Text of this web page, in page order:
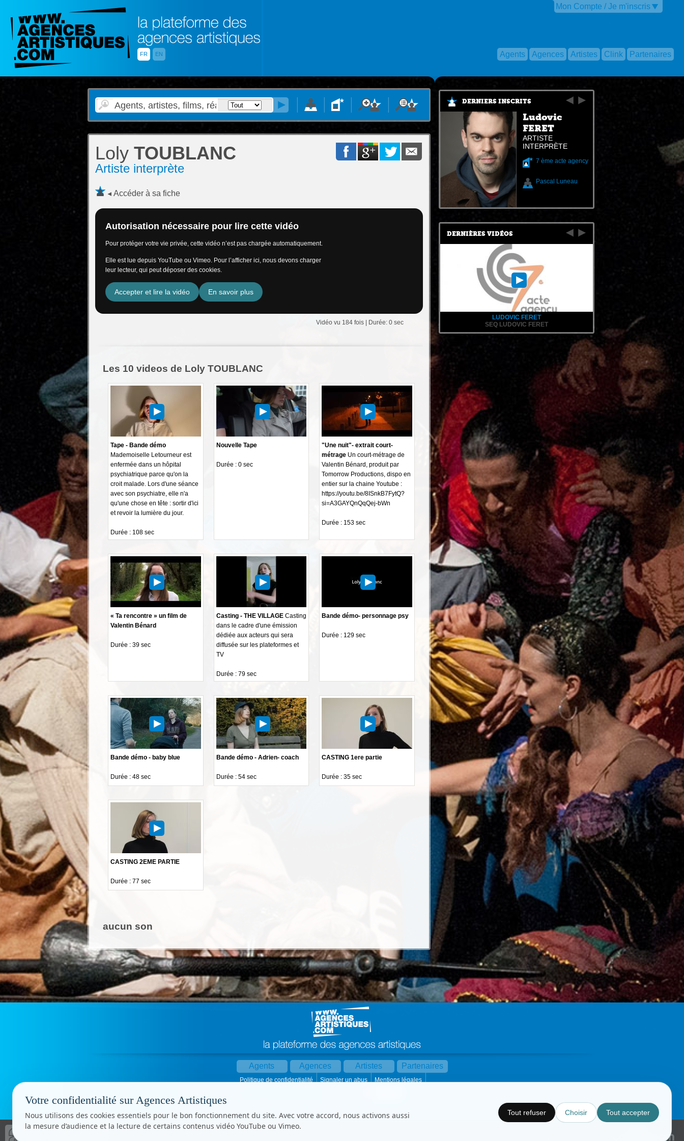
FR EN
Mon Compte / Je m'inscris
Agents Agences Artistes Clink Partenaires
Loly TOUBLANC
Artiste interprète
Accéder à sa fiche
Autorisation nécessaire pour lire cette vidéo
Pour protéger votre vie privée, cette vidéo n’est pas chargée automatiquement.
Elle est lue depuis YouTube ou Vimeo. Pour l’afficher ici, nous devons charger
leur lecteur, qui peut déposer des cookies.
Accepter et lire la vidéo En savoir plus
Vidéo vu 184 fois | Durée: 0 sec
Les 10 videos de Loly TOUBLANC
Tape - Bande démo
Mademoiselle Letourneur est
enfermée dans un hôpital
psychiatrique parce qu'on la
croit malade. Lors d'une séance
avec son psychiatre, elle n'a
qu'une chose en tête : sortir d'ici
et revoir la lumière du jour.
Durée : 108 sec
Nouvelle Tape
Durée : 0 sec
"Une nuit"- extrait court-
métrage Un court-métrage de
Valentin Bénard, produit par
Tomorrow Productions, dispo en
entier sur la chaine Youtube :
https://youtu.be/8ISnkB7FytQ?
si=A3GAYQnQqQej-bWn
Durée : 153 sec
« Ta rencontre » un film de
Valentin Bénard
Durée : 39 sec
Casting - THE VILLAGE Casting
dans le cadre d'une émission
dédiée aux acteurs qui sera
diffusée sur les plateformes et
TV
Durée : 79 sec
Bande démo- personnage psy
Durée : 129 sec
Bande démo - baby blue
Durée : 48 sec
Bande démo - Adrien- coach
Durée : 54 sec
CASTING 1ere partie
Durée : 35 sec
CASTING 2EME PARTIE
Durée : 77 sec
aucun son
DERNIERS INSCRITS
Ludovic
FERET
ARTISTE
INTERPRÈTE
7 ème acte agency
Pascal Luneau
DERNIÈRES VIDÉOS
LUDOVIC FERET
SEQ LUDOVIC FERET
Agents Agences Artistes Partenaires
Politique de confidentialité Signaler un abus
Mentions légales
Votre confidentialité sur Agences Artistiques
Nous utilisons des cookies essentiels pour le bon fonctionnement du site. Avec votre accord, nous activons aussi
la mesure d’audience et la lecture de certains contenus vidéo YouTube ou Vimeo.
Tout refuser Choisir Tout accepter